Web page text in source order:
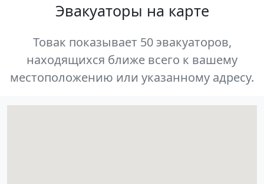
Эвакуаторы на карте
Товак показывает 50 эвакуаторов,
находящихся ближе всего к вашему
местоположению или указанному адресу.